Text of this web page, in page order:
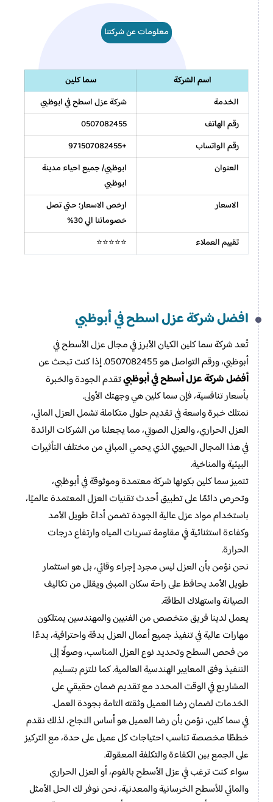
معلومات عن شركتنا
اسم الشركة
سما كلين
الخدمة
شركة عزل اسطح في ابوظبي
رقم الهاتف
0507082455
رقم الواتساب
+971507082455
العنوان
ابوظبي/ جميع احياء مدينة
ابوظبي
الاسعار
ارخص الاسعار؛ حتي تصل
خصوماتنا الي 30%
تقييم العملاء
⭐⭐⭐⭐⭐
افضل شركة عزل اسطح في أبوظبي
تُعد شركة سما كلين الكيان الأبرز في مجال عزل الأسطح في
أبوظبي، ورقم التواصل هو 0507082455. إذا كنت تبحث عن
أفضل شركة عزل أسطح في أبوظبيتقدم الجودة والخبرة
بأسعار تنافسية، فإن سما كلين هي وجهتك الأولى.
نمتلك خبرة واسعة في تقديم حلول متكاملة تشمل العزل المائي،
العزل الحراري، والعزل الصوتي، مما يجعلنا من الشركات الرائدة
في هذا المجال الحيوي الذي يحمي المباني من مختلف التأثيرات
البيئية والمناخية.
تتميز سما كلين بكونها شركة معتمدة وموثوقة في أبوظبي،
وتحرص دائمًا على تطبيق أحدث تقنيات العزل المعتمدة عالميًا،
باستخدام مواد عزل عالية الجودة تضمن أداءً طويل الأمد
وكفاءة استثنائية في مقاومة تسربات المياه وارتفاع درجات
الحرارة.
نحن نؤمن بأن العزل ليس مجرد إجراء وقائي، بل هو استثمار
طويل الأمد يحافظ على راحة سكان المبنى ويقلل من تكاليف
الصيانة واستهلاك الطاقة.
يعمل لدينا فريق متخصص من الفنيين والمهندسين يمتلكون
مهارات عالية في تنفيذ جميع أعمال العزل بدقة واحترافية، بدءًا
من فحص السطح وتحديد نوع العزل المناسب، وصولًا إلى
التنفيذ وفق المعايير الهندسية العالمية. كما نلتزم بتسليم
المشاريع في الوقت المحدد مع تقديم ضمان حقيقي على
الخدمات لضمان رضا العميل وثقته التامة بجودة العمل.
في سما كلين، نؤمن بأن رضا العميل هو أساس النجاح، لذلك نقدم
خططًا مخصصة تناسب احتياجات كل عميل على حدة، مع التركيز
على الجمع بين الكفاءة والتكلفة المعقولة.
سواء كنت ترغب في عزل الأسطح بالفوم، أو العزل الحراري
والمائي للأسطح الخرسانية والمعدنية، نحن نوفر لك الحل الأمثل